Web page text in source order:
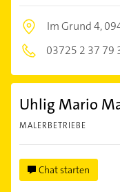
Im Grund 4,
03725 2 37 79
Uhlig Mario
MALERBETRIEBE
Chat starten